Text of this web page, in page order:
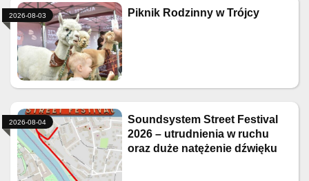
Piknik Rodzinny w Trójcy
2026-08-03
Soundsystem Street Festival
2026 – utrudnienia w ruchu
oraz duże natężenie dźwięku
2026-08-04